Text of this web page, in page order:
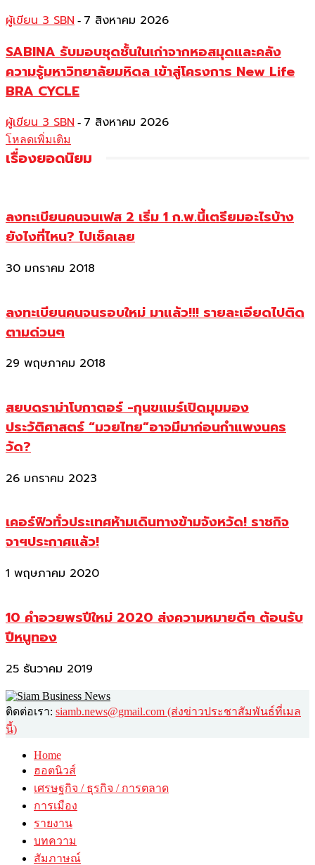
ผู้เขียน 3 SBN - 7 สิงหาคม 2026
SABINA รับมอบชุดชั้นในเก่าจากหอสมุดและคลัง
ความรู้มหาวิทยาลัยมหิดล เข้าสู่โครงการ New Life
BRA CYCLE
ผู้เขียน 3 SBN - 7 สิงหาคม 2026
โหลดเพิ่มเติม
เรื่องยอดนิยม
ลงทะเบียนคนจนเฟส 2 เริ่ม 1 ก.พ.นี้เตรียมอะไรบ้าง
ยังไงที่ไหน? ไปเช็คเลย
30 มกราคม 2018
ลงทะเบียนคนจนรอบใหม่ มาแล้ว!!! รายละเอียดไปติด
ตามด่วนๆ
29 พฤษภาคม 2018
สยบดราม่าโบกาตอร์ -กุนขแมร์เปิดมุมมอง
ประวัติศาสตร์ “มวยไทย”อาจมีมาก่อนกำแพงนคร
วัด?
26 มกราคม 2023
เคอร์ฟิวทั่วประเทศห้ามเดินทางข้ามจังหวัด! ราชกิจ
จาฯประกาศแล้ว!
1 พฤษภาคม 2020
10 คำอวยพรปีใหม่ 2020 ส่งความหมายดีๆ ต้อนรับ
ปีหนูทอง
25 ธันวาคม 2019
ติดต่อเรา: siamb.news@gmail.com (ส่งข่าวประชาสัมพันธ์ที่เมล
นี้)
Home
ฮอตนิวส์
เศรษฐกิจ / ธุรกิจ / การตลาด
การเมือง
รายงาน
บทความ
สัมภาษณ์